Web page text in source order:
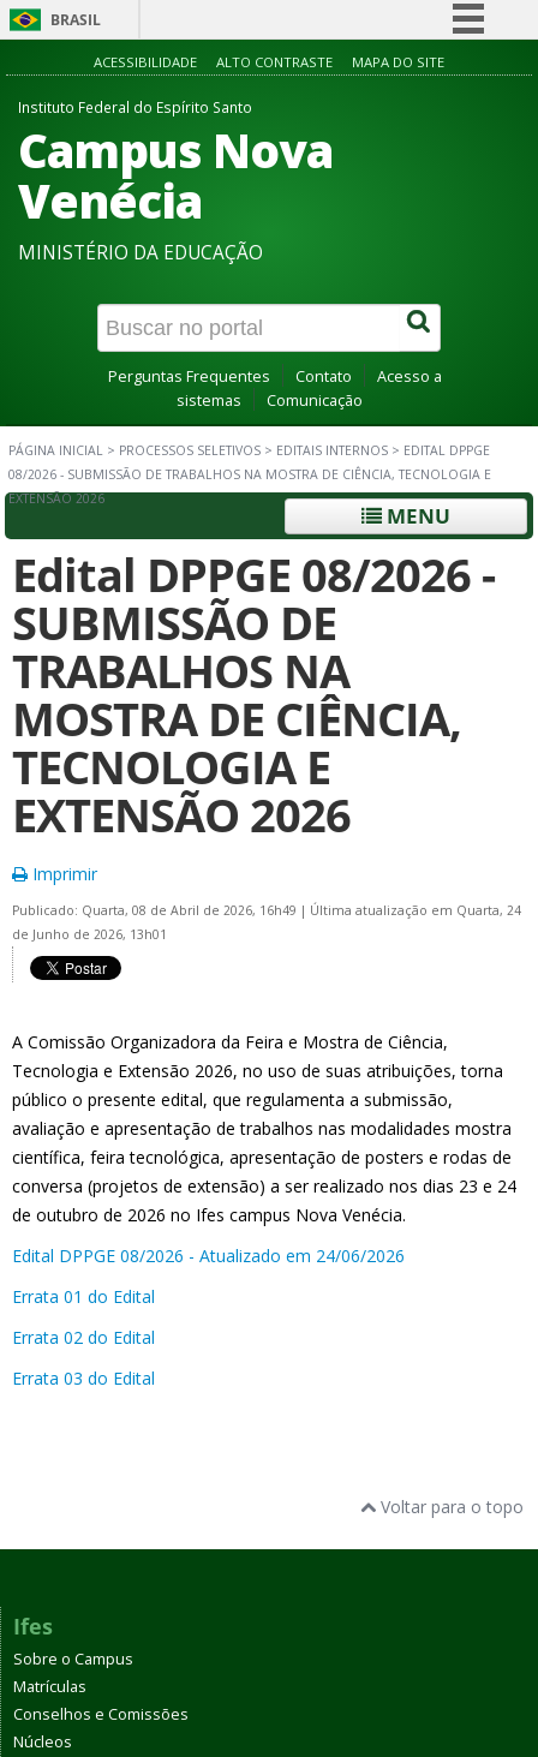
BRASIL
Simplifique!
Acesso à informação
ACESSIBILIDADE ALTO CONTRASTE MAPA DO SITE
Instituto Federal do Espírito Santo
Campus Nova
Venécia
MINISTÉRIO DA EDUCAÇÃO
Perguntas Frequentes Contato
Acesso a
sistemas
Comunicação
PÁGINA INICIAL > PROCESSOS SELETIVOS > EDITAIS INTERNOS > EDITAL DPPGE
08/2026 - SUBMISSÃO DE TRABALHOS NA MOSTRA DE CIÊNCIA, TECNOLOGIA E
EXTENSÃO 2026
MENU
Edital DPPGE 08/2026 -
SUBMISSÃO DE
TRABALHOS NA
MOSTRA DE CIÊNCIA,
TECNOLOGIA E
EXTENSÃO 2026
Imprimir
Publicado: Quarta, 08 de Abril de 2026, 16h49 | Última atualização em Quarta, 24
de Junho de 2026, 13h01
A Comissão Organizadora da Feira e Mostra de Ciência,
Tecnologia e Extensão 2026, no uso de suas atribuições, torna
público o presente edital, que regulamenta a submissão,
avaliação e apresentação de trabalhos nas modalidades mostra
científica, feira tecnológica, apresentação de posters e rodas de
conversa (projetos de extensão) a ser realizado nos dias 23 e 24
de outubro de 2026 no Ifes campus Nova Venécia.
Edital DPPGE 08/2026 - Atualizado em 24/06/2026
Errata 01 do Edital
Errata 02 do Edital
Errata 03 do Edital
Voltar para o topo
Ifes
Sobre o Campus
Matrículas
Conselhos e Comissões
Núcleos